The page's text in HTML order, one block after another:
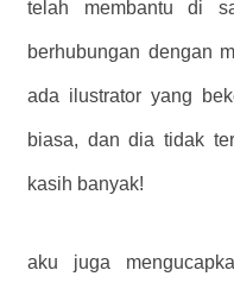
telah membantu di
berhubungan dengan
ada ilustrator yang
biasa, dan dia tidak
kasih banyak!
aku juga